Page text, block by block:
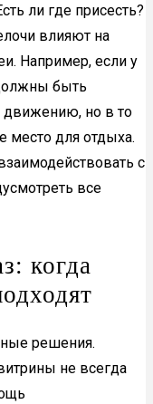
ли где присесть?
влияют на
Например, если у
быть
движению, но в то
место для отдыха.
с
все
когда
решения.
не всегда